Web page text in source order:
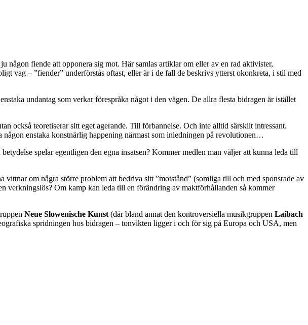
någon fiende att opponera sig mot. Här samlas artiklar om eller av en rad aktivister,
vag – ”fiender” underförstås oftast, eller är i de fall de beskrivs ytterst okonkreta, i stil med
undantag som verkar förespråka något i den vägen. De allra flesta bidragen är istället
också teoretiserar sitt eget agerande. Till förbannelse. Och inte alltid särskilt intressant.
enstaka konstnärlig happening närmast som inledningen på revolutionen…
spelar egentligen den egna insatsen? Kommer medlen man väljer att kunna leda till
om några större problem att bedriva sitt ”motstånd” (somliga till och med sponsrade av
verkningslös? Om kamp kan leda till en förändring av maktförhållanden så kommer
Neue Slowenische Kunst (där bland annat den kontroversiella musikgruppen Laibach
spridningen hos bidragen – tonvikten ligger i och för sig på Europa och USA, men